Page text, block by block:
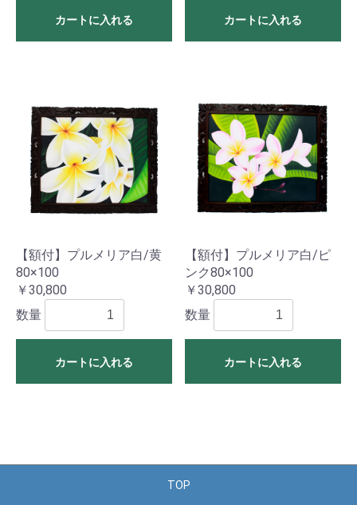
カートに入れる カートに入れる
【額付】プルメリア白/黄
80×100
￥30,800
数量
カートに入れる
【額付】プルメリア白/ピ
ンク80×100
￥30,800
数量
カートに入れる
TOP